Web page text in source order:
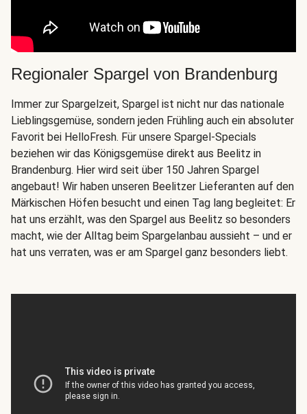
Regionaler Spargel von Brandenburg
Immer zur Spargelzeit, Spargel ist nicht nur das nationale
Lieblingsgemüse, sondern jeden Frühling auch ein absoluter
Favorit bei HelloFresh. Für unsere Spargel-Specials
beziehen wir das Königsgemüse direkt aus Beelitz in
Brandenburg. Hier wird seit über 150 Jahren Spargel
angebaut! Wir haben unseren Beelitzer Lieferanten auf den
Märkischen Höfen besucht und einen Tag lang begleitet: Er
hat uns erzählt, was den Spargel aus Beelitz so besonders
macht, wie der Alltag beim Spargelanbau aussieht – und er
hat uns verraten, was er am Spargel ganz besonders liebt.